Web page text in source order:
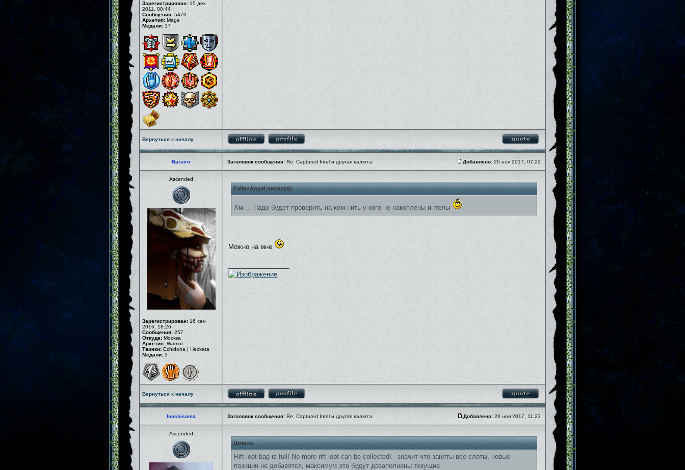
Зарегистрирован: 15 дек
2011, 00:44
Сообщения: 5470
Архетип: Mage
Медали: 17
Вернуться к началу
Narsiro Заголовок сообщения: Re: Captured Intel и другая валюта Добавлено: 26 ноя 2017, 07:22
Ascended
Зарегистрирован: 16 сен
2016, 18:26
Сообщения: 257
Откуда: Москва
Архетип: Warrior
Твинки: Echidona | Heckata
Медали: 3
FallenAngel писал(а):
Хм.... Надо будет проверить на ком-нить у кого не накоплены интелы
Можно на мне
Вернуться к началу
Inochisama Заголовок сообщения: Re: Captured Intel и другая валюта Добавлено: 26 ноя 2017, 11:23
Ascended
Цитата:
Rift loot bag is full! No more rift loot can be collected! - значит что заняты все слоты, новые
позиции не добавятся, максимум это будут дозаполнены текущие